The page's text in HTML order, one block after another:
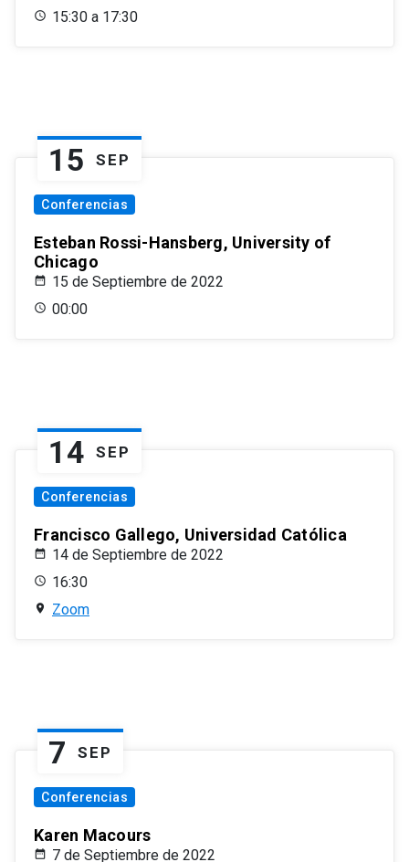
15:30 a 17:30
15 SEP
Conferencias
Esteban Rossi-Hansberg, University of
Chicago
15 de Septiembre de 2022
00:00
14 SEP
Conferencias
Francisco Gallego, Universidad Católica
14 de Septiembre de 2022
16:30
Zoom
7 SEP
Conferencias
Karen Macours
7 de Septiembre de 2022